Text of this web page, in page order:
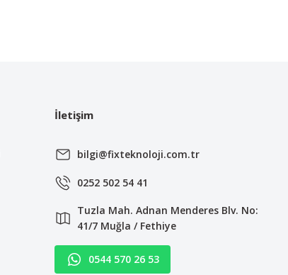
İletişim
bilgi@fixteknoloji.com.tr
0252 502 54 41
Tuzla Mah. Adnan Menderes Blv. No:
41/7 Muğla / Fethiye
0544 570 26 53